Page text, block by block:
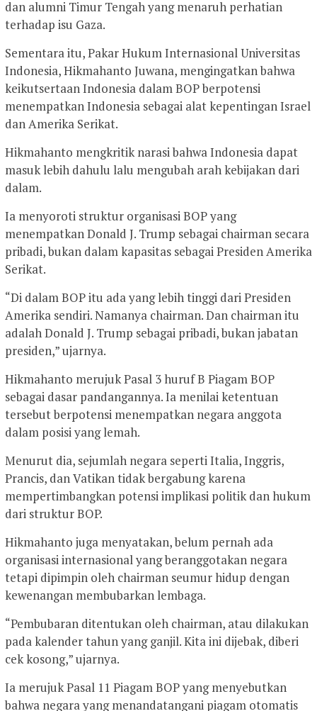
dan alumni Timur Tengah yang menaruh perhatian
terhadap isu Gaza.
Sementara itu, Pakar Hukum Internasional Universitas
Indonesia, Hikmahanto Juwana, mengingatkan bahwa
keikutsertaan Indonesia dalam BOP berpotensi
menempatkan Indonesia sebagai alat kepentingan Israel
dan Amerika Serikat.
Hikmahanto mengkritik narasi bahwa Indonesia dapat
masuk lebih dahulu lalu mengubah arah kebijakan dari
dalam.
Ia menyoroti struktur organisasi BOP yang
menempatkan Donald J. Trump sebagai chairman secara
pribadi, bukan dalam kapasitas sebagai Presiden Amerika
Serikat.
“Di dalam BOP itu ada yang lebih tinggi dari Presiden
Amerika sendiri. Namanya chairman. Dan chairman itu
adalah Donald J. Trump sebagai pribadi, bukan jabatan
presiden,” ujarnya.
Hikmahanto merujuk Pasal 3 huruf B Piagam BOP
sebagai dasar pandangannya. Ia menilai ketentuan
tersebut berpotensi menempatkan negara anggota
dalam posisi yang lemah.
Menurut dia, sejumlah negara seperti Italia, Inggris,
Prancis, dan Vatikan tidak bergabung karena
mempertimbangkan potensi implikasi politik dan hukum
dari struktur BOP.
Hikmahanto juga menyatakan, belum pernah ada
organisasi internasional yang beranggotakan negara
tetapi dipimpin oleh chairman seumur hidup dengan
kewenangan membubarkan lembaga.
“Pembubaran ditentukan oleh chairman, atau dilakukan
pada kalender tahun yang ganjil. Kita ini dijebak, diberi
cek kosong,” ujarnya.
Ia merujuk Pasal 11 Piagam BOP yang menyebutkan
bahwa negara yang menandatangani piagam otomatis